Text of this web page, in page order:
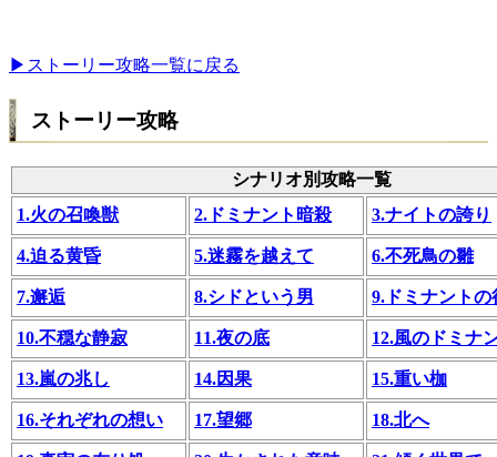
▶ストーリー攻略一覧に戻る
ストーリー攻略
シナリオ別攻略一覧
1.火の召喚獣
2.ドミナント暗殺 3.ナイトの誇り
4.迫る黄昏 5.迷霧を越えて 6.不死鳥の雛
7.邂逅 8.シドという男 9.ドミナントの
10.不穏な静寂 11.夜の底 12.風のドミナ
13.嵐の兆し 14.因果 15.重い枷
16.それぞれの想い 17.望郷 18.北へ